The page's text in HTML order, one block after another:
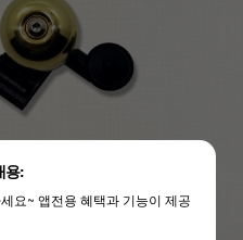
용:
요~ 앱전용 혜택과 기능이 제공